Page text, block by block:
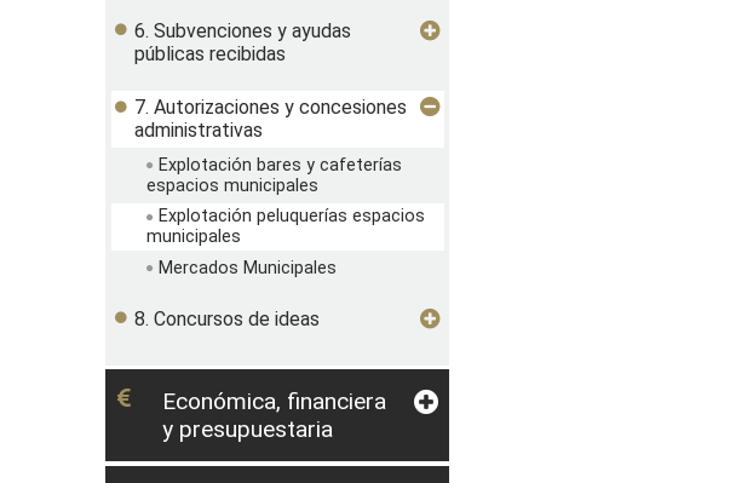
6. Subvenciones y ayudas
públicas recibidas
7. Autorizaciones y concesiones
administrativas
Explotación bares y cafeterías
espacios municipales
Explotación peluquerías espacios
municipales
Mercados Municipales
8. Concursos de ideas
Económica, financiera
y presupuestaria